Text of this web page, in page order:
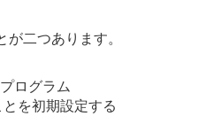
二つあります。
ログラム
を初期設定する